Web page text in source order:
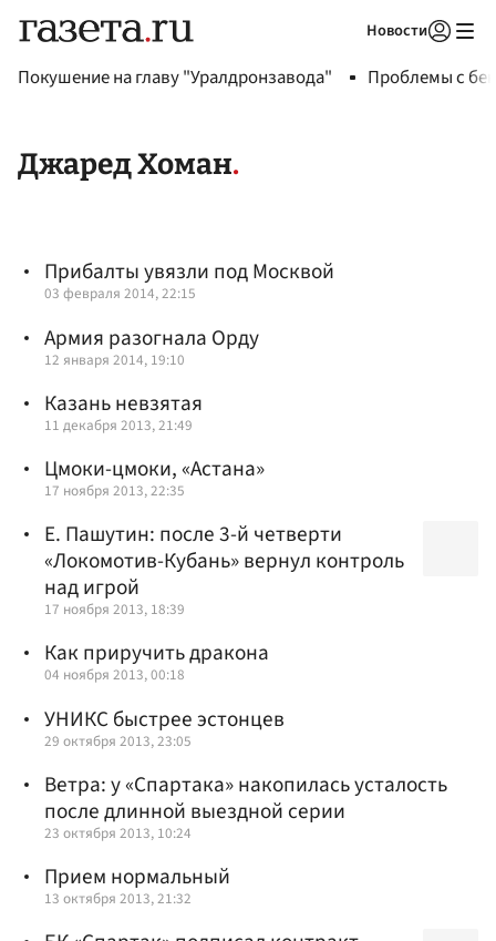
Новости
Покушение на главу "Уралдронзавода" Проблемы с
Джаред Хоман
Прибалты увязли под Москвой
03 февраля 2014, 22:15
Армия разогнала Орду
12 января 2014, 19:10
Казань невзятая
11 декабря 2013, 21:49
Цмоки-цмоки, «Астана»
17 ноября 2013, 22:35
Е. Пашутин: после 3-й четверти
«Локомотив-Кубань» вернул контроль
над игрой
17 ноября 2013, 18:39
Как приручить дракона
04 ноября 2013, 00:18
УНИКС быстрее эстонцев
29 октября 2013, 23:05
Ветра: у «Спартака» накопилась усталость
после длинной выездной серии
23 октября 2013, 10:24
Прием нормальный
13 октября 2013, 21:32